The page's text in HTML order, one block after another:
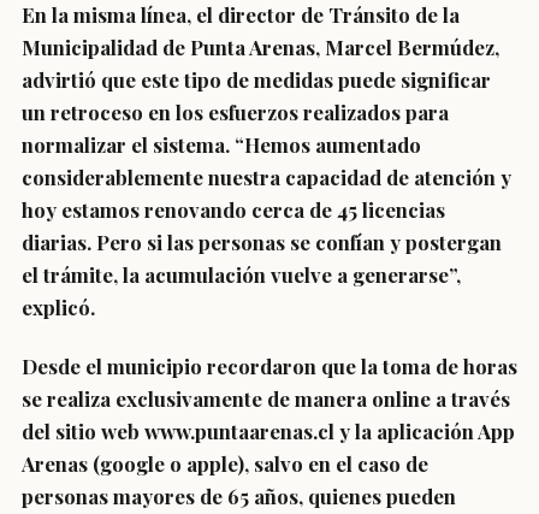
En la misma línea, el director de Tránsito de la
Municipalidad de Punta Arenas, Marcel Bermúdez,
advirtió que este tipo de medidas puede significar
un retroceso en los esfuerzos realizados para
normalizar el sistema. “Hemos aumentado
considerablemente nuestra capacidad de atención y
hoy estamos renovando cerca de 45 licencias
diarias. Pero si las personas se confían y postergan
el trámite, la acumulación vuelve a generarse”,
explicó.
Desde el municipio recordaron que la toma de horas
se realiza exclusivamente de manera online a través
del sitio web www.puntaarenas.cl y la aplicación App
Arenas (google o apple), salvo en el caso de
personas mayores de 65 años, quienes pueden